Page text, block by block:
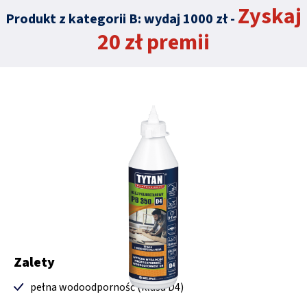
Produkt z kategorii B: wydaj 1000 zł - Zyskaj
20 zł premii
Zalety
pełna wodoodporność (klasa D4)